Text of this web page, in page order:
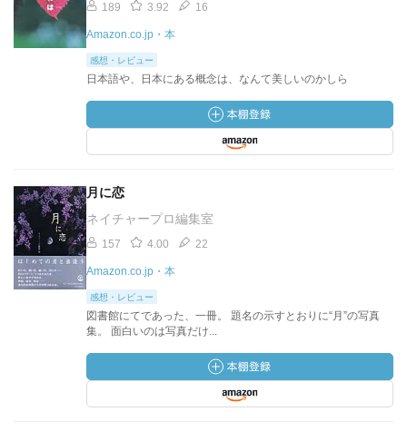
189 3.92 16
Amazon.co.jp・本
感想・レビュー
日本語や、日本にある概念は、なんて美しいのかしら
月に恋
ネイチャープロ編集室
157 4.00 22
Amazon.co.jp・本
感想・レビュー
図書館にてであった、一冊。 題名の示すとおりに“月”の写真
集。 面白いのは写真だけ...